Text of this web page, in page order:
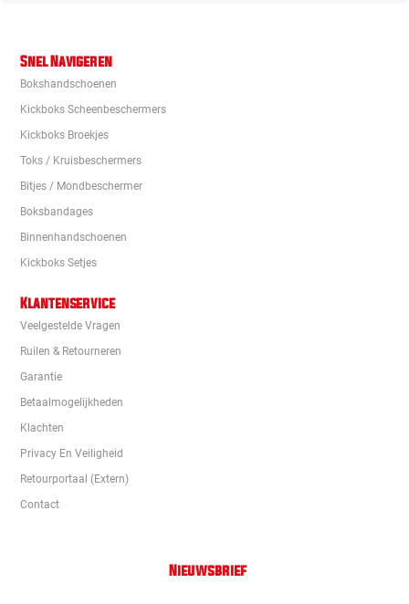
Snel Navigeren
Bokshandschoenen
Kickboks Scheenbeschermers
Kickboks Broekjes
Toks / Kruisbeschermers
Bitjes / Mondbeschermer
Boksbandages
Binnenhandschoenen
Kickboks Setjes
Klantenservice
Veelgestelde Vragen
Ruilen & Retourneren
Garantie
Betaalmogelijkheden
Klachten
Privacy En Veiligheid
Retourportaal (extern)
Contact
Nieuwsbrief